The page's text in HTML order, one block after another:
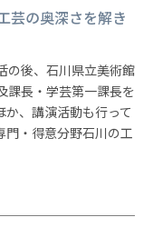
芸の奥深さを解き
の後、石川県立美術館
課長・学芸第一課長を
、講演活動も行って
・得意分野石川の工